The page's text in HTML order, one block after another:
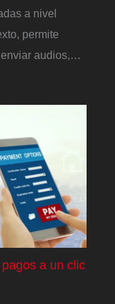
a nivel
permite
audios,…
a un clic